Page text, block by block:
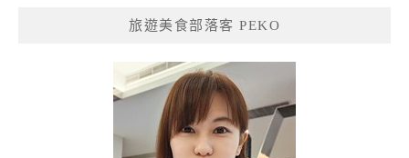
旅遊美食部落客 PEKO